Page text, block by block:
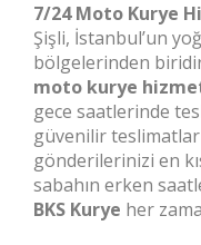
7/24 Moto Kurye
Şişli, İstanbul’un
bölgelerinden
moto kurye
gece saatlerinde
güvenilir
gönderilerinizi en
sabahın erken
BKS Kurye her